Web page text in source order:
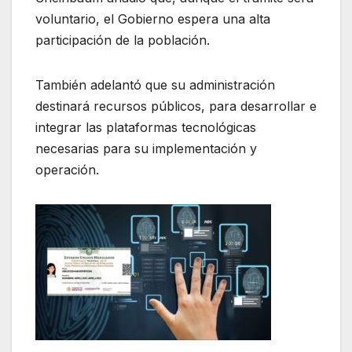
voluntario, el Gobierno espera una alta
participación de la población.
También adelantó que su administración
destinará recursos públicos, para desarrollar e
integrar las plataformas tecnológicas
necesarias para su implementación y
operación.